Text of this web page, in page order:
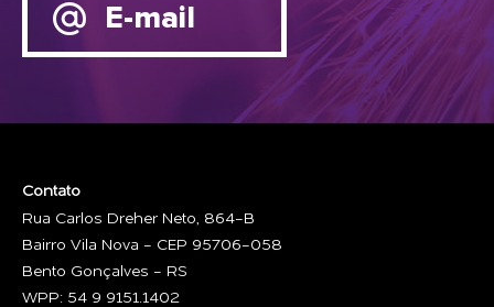
E-mail
Contato
Rua Carlos Dreher Neto, 864-B
Bairro Vila Nova - CEP 95706-058
Bento Gonçalves - RS
WPP: 54 9 9151.1402